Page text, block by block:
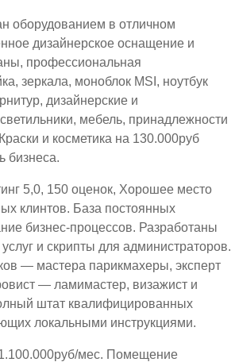
оборудованием в отличном
дизайнерское оснащение и
профессиональная
зеркала, моноблок MSI, ноутбук
дизайнерские и
мебель, принадлежности
и косметика на 130.000руб
бизнеса.
5,0, 150 оценок, Хорошее место
клинтов. База постоянных
бизнес-процессов. Разработаны
и скрипты для администраторов.
— мастера парикмахеры, эксперт
— ламимастер, визажист и
штат квалифицированных
локальными инструкциями.
мес. Помещение